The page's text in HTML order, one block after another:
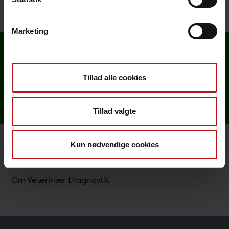
Marketing
Tillad alle cookies
Tillad valgte
Kun nødvendige cookies
Analyseoversigt
Kontakt
Om Veterinær Diagnostik